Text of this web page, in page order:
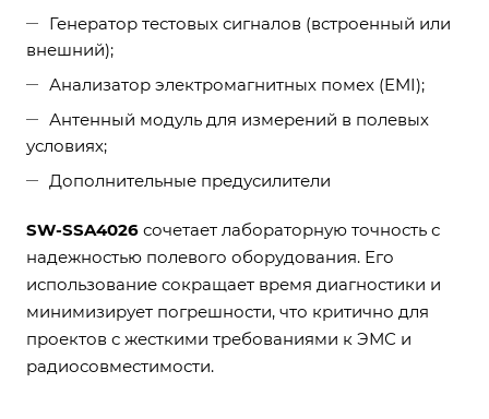
Генератор тестовых сигналов (встроенный или
внешний);
Анализатор электромагнитных помех (EMI);
Антенный модуль для измерений в полевых
условиях;
Дополнительные предусилители
SW-SSA4026 сочетает лабораторную точность с
надежностью полевого оборудования. Его
использование сокращает время диагностики и
минимизирует погрешности, что критично для
проектов с жесткими требованиями к ЭМС и
радиосовместимости.